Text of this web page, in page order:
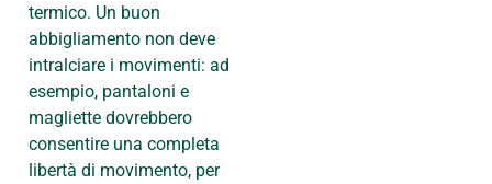
termico. Un buon
abbigliamento non deve
intralciare i movimenti: ad
esempio, pantaloni e
magliette dovrebbero
consentire una completa
libertà di movimento, per